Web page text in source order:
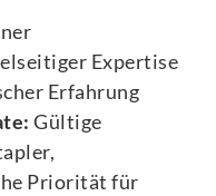
Expertise
Erfahrung
Gültige
Priorität für